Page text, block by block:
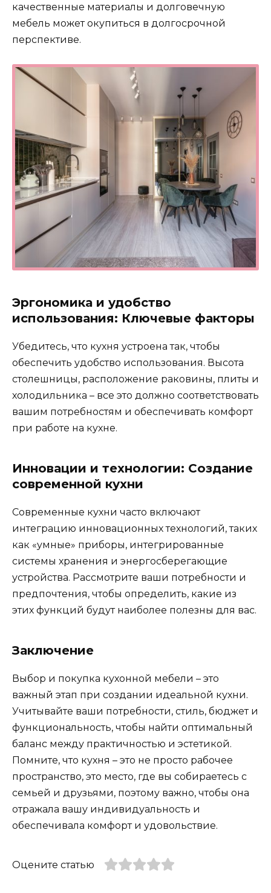
качественные материалы и долговечную
мебель может окупиться в долгосрочной
перспективе.
Эргономика и удобство
использования: Ключевые факторы
Убедитесь, что кухня устроена так, чтобы
обеспечить удобство использования. Высота
столешницы, расположение раковины, плиты и
холодильника – все это должно соответствовать
вашим потребностям и обеспечивать комфорт
при работе на кухне.
Инновации и технологии: Создание
современной кухни
Современные кухни часто включают
интеграцию инновационных технологий, таких
как «умные» приборы, интегрированные
системы хранения и энергосберегающие
устройства. Рассмотрите ваши потребности и
предпочтения, чтобы определить, какие из
этих функций будут наиболее полезны для вас.
Заключение
Выбор и покупка кухонной мебели – это
важный этап при создании идеальной кухни.
Учитывайте ваши потребности, стиль, бюджет и
функциональность, чтобы найти оптимальный
баланс между практичностью и эстетикой.
Помните, что кухня – это не просто рабочее
пространство, это место, где вы собираетесь с
семьей и друзьями, поэтому важно, чтобы она
отражала вашу индивидуальность и
обеспечивала комфорт и удовольствие.
Оцените статью